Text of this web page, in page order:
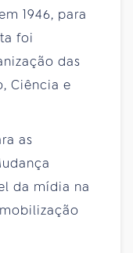
1946, para
foi
das
Ciência e
as
da mídia na